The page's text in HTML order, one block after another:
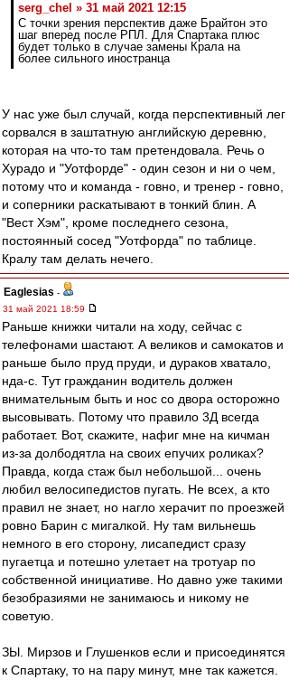
serg_chel » 31 май 2021 12:15
C точки зрения перспектив даже Брайтон это
шаг вперед после РПЛ. Для Спартака плюс
будет только в случае замены Крала на
более сильного иностранца
У нас уже был случай, когда перспективный лег
сорвался в заштатную английскую деревню,
которая на что-то там претендовала. Речь о
Хурадо и "Уотфорде" - один сезон и ни о чем,
потому что и команда - говно, и тренер - говно,
и соперники раскатывают в тонкий блин. А
"Вест Хэм", кроме последнего сезона,
постоянный сосед "Уотфорда" по таблице.
Кралу там делать нечего.
Eaglesias -
31 май 2021 18:59
Раньше книжки читали на ходу, сейчас с
телефонами шастают. А великов и самокатов и
раньше было пруд пруди, и дураков хватало,
нда-с. Тут гражданин водитель должен
внимательным быть и нос со двора осторожно
высовывать. Потому что правило 3Д всегда
работает. Вот, скажите, нафиг мне на кичман
из-за долбодятла на своих епучих роликах?
Правда, когда стаж был небольшой... очень
любил велосипедистов пугать. Не всех, а кто
правил не знает, но нагло херачит по проезжей
ровно Барин с мигалкой. Ну там вильнешь
немного в его сторону, лисапедист сразу
пугаетца и потешно улетает на тротуар по
собственной инициативе. Но давно уже такими
безобразиями не занимаюсь и никому не
советую.
ЗЫ. Мирзов и Глушенков если и присоединятся
к Спартаку, то на пару минут, мне так кажется.